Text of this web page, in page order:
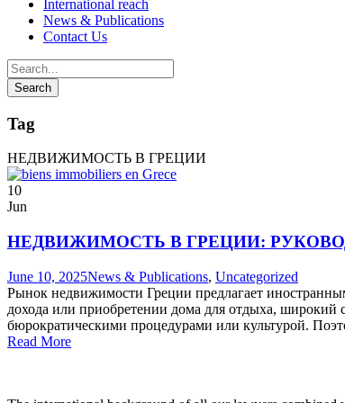
International reach
News & Publications
Contact Us
Tag
НЕДВИЖИМОСТЬ В ГРЕЦИИ
10
Jun
НЕДВИЖИМОСТЬ В ГРЕЦИИ:
June 10, 2025News & Publications, Uncategorized
Рынок недвижимости Греции предлагает
дохода или приобретении дома для отдыха, широкий
бюрократическими процедурами или культурой.
Read More